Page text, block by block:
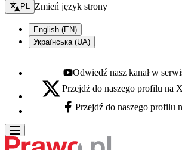
Zmień język - bieżący:
PL Zmień język strony
English (EN)
Українська (UA)
Youtube - otwiera się w nowej karcie
Odwiedź nasz kanał w
X - otwiera się w nowej karcie
Przejdź do naszego profilu na
Facebook - otwiera się w nowej karcie
Przejdź do naszego profilu